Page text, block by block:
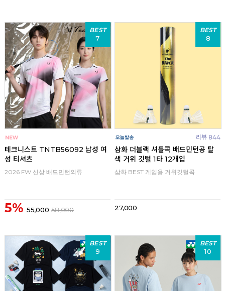
BEST
7
테크니스트 TNTB56092 남성 여
성 티셔츠
2026 FW 신상 배드민턴의류
5% 55,000 58,000
BEST
8
리뷰 844
삼화 더블랙 셔틀콕 배드민턴공 탈
색 거위 깃털 1타 12개입
삼화 BEST 게임용 거위깃털콕
27,000
BEST
9
BEST
10